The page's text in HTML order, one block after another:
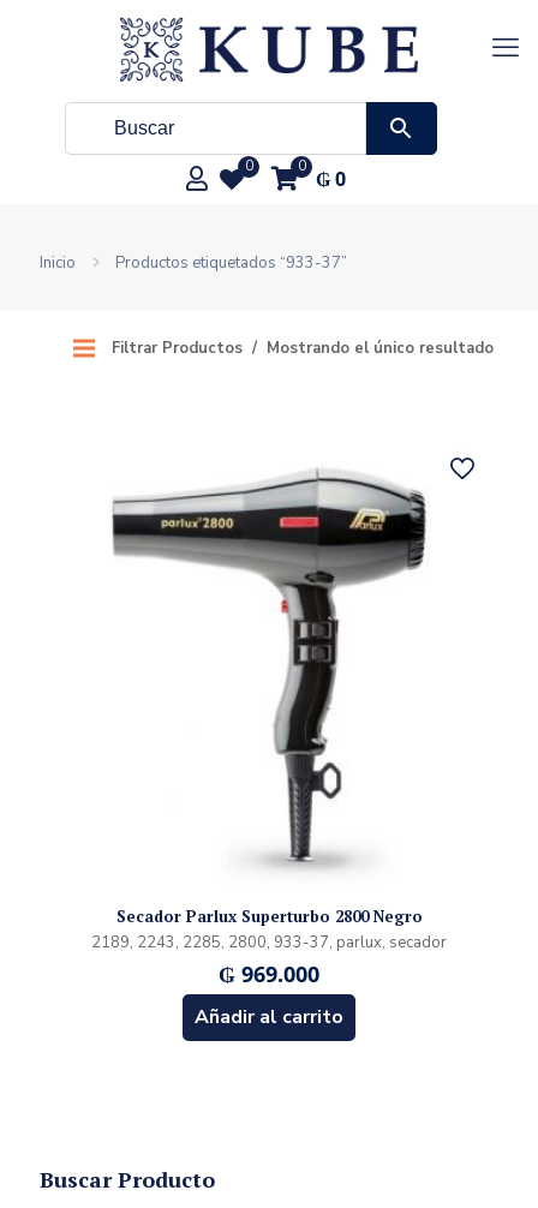
0 0 ₲0
Inicio Productos etiquetados “933-37”
Filtrar Productos Mostrando el único resultado
Secador Parlux Superturbo 2800 Negro
2189, 2243, 2285, 2800, 933-37, parlux, secador
₲ 969.000
Añadir al carrito
Buscar Producto